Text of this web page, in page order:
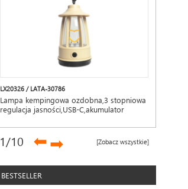
LX20326 / LATA-30786
Lampa kempingowa ozdobna,3 stopniowa
regulacja jasności,USB-C,akumulator
[Zobacz wszystkie]
1/10 ➡➡
BESTSELLER